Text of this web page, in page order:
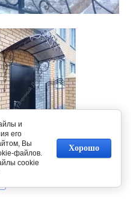
Следующее
и
его
Вы
файлов.
cookie
Хорошо